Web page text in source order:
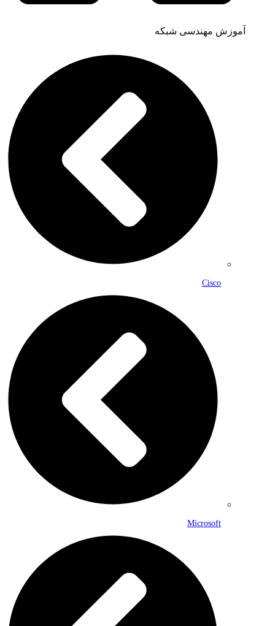
آموزش مهندسی شبکه
Cisco
Microsoft